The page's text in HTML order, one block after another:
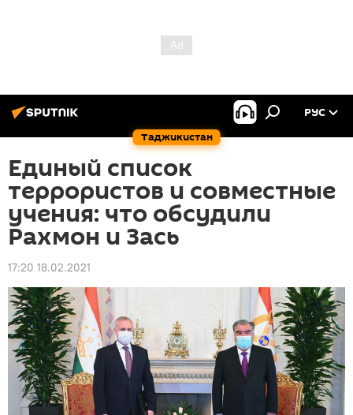
Таджикистан
РУС
Единый список
террористов и совместные
учения: что обсудили
Рахмон и Зась
17:20 18.02.2021